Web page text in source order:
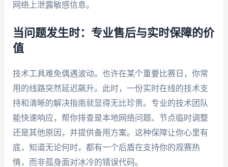
网络上泄露敏感信息。
当问题发生时：专业售后与实时保障的价
值
技术工具难免偶遇波动。也许在某个重要比赛日，你常
用的线路突然延迟飙升。此时，一份实时在线的技术支
持和清晰的解决指南就显得无比珍贵。专业的技术团队
能快速响应，帮你排查是本地网络问题、节点临时调整
还是其他原因，并提供备用方案。这种保障让你心里有
底，知道无论何时，都有一个后盾在支持你的观赛热
情，而非孤身面对冰冷的错误代码。